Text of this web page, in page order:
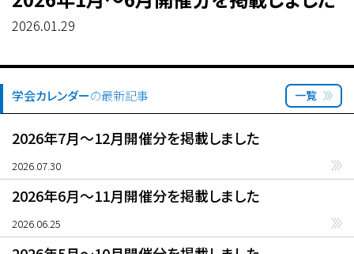
2026.01.29
学会カレンダーの最新記事 一覧
2026年7月〜12月開催分を掲載しました
2026.07.30
2026年6月〜11月開催分を掲載しました
2026.06.25